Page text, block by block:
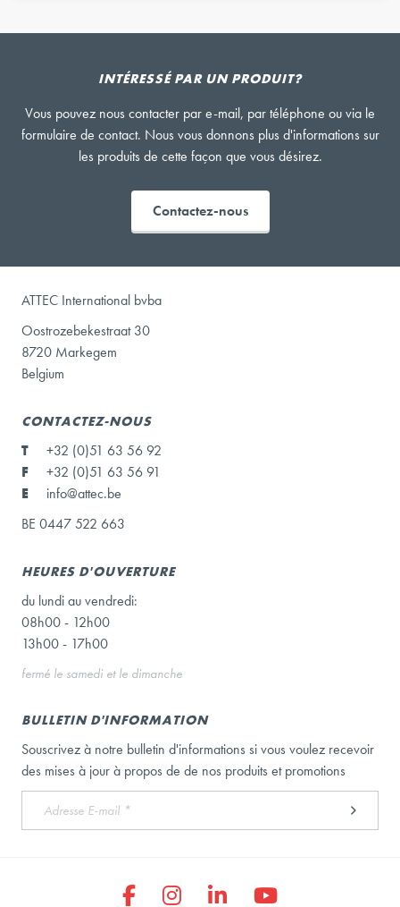
INTÉRESSÉ PAR UN PRODUIT?
Vous pouvez nous contacter par e-mail, par téléphone ou via le
formulaire de contact. Nous vous donnons plus d'informations sur
les produits de cette façon que vous désirez.
Contactez-nous
ATTEC International bvba
Oostrozebekestraat 30
8720 Markegem
Belgium
CONTACTEZ-NOUS
T
+32 (0)51 63 56 92
F
+32 (0)51 63 56 91
E
info@attec.be
BE 0447 522 663
HEURES D'OUVERTURE
du lundi au vendredi:
08h00 - 12h00
13h00 - 17h00
fermé le samedi et le dimanche
BULLETIN D'INFORMATION
Souscrivez à notre bulletin d'informations si vous voulez recevoir
des mises à jour à propos de de nos produits et promotions